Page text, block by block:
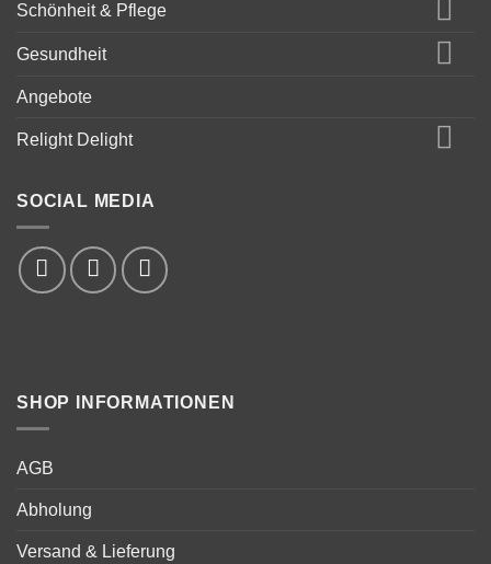
Schönheit & Pflege
Gesundheit
Angebote
Relight Delight
SOCIAL MEDIA
SHOP INFORMATIONEN
AGB
Abholung
Versand & Lieferung